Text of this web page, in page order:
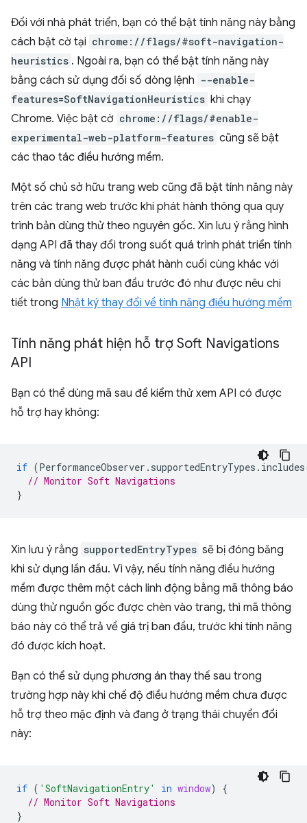
Đối với nhà phát triển, bạn có thể bật tính năng này bằng
cách bật cờ tại chrome://flags/#soft-navigation-
heuristics . Ngoài ra, bạn có thể bật tính năng này
bằng cách sử dụng đối số dòng lệnh --enable-
features=SoftNavigationHeuristics khi chạy
Chrome. Việc bật cờ chrome://flags/#enable-
experimental-web-platform-features cũng sẽ bật
các thao tác điều hướng mềm.
Một số chủ sở hữu trang web cũng đã bật tính năng này
trên các trang web trước khi phát hành thông qua quy
trình bản dùng thử theo nguyên gốc. Xin lưu ý rằng hình
dạng API đã thay đổi trong suốt quá trình phát triển tính
năng và tính năng được phát hành cuối cùng khác với
các bản dùng thử ban đầu trước đó như được nêu chi
tiết trong Nhật ký thay đổi về tính năng điều hướng mềm
Tính năng phát hiện hỗ trợ Soft Navigations
API
Bạn có thể dùng mã sau để kiểm thử xem API có được
hỗ trợ hay không:
if (PerformanceObserver . supportedEntryTypes . includes
// Monitor Soft Navigations
}
Xin lưu ý rằng supportedEntryTypes sẽ bị đóng băng
khi sử dụng lần đầu. Vì vậy, nếu tính năng điều hướng
mềm được thêm một cách linh động bằng mã thông báo
dùng thử nguồn gốc được chèn vào trang, thì mã thông
báo này có thể trả về giá trị ban đầu, trước khi tính năng
đó được kích hoạt.
Bạn có thể sử dụng phương án thay thế sau trong
trường hợp này khi chế độ điều hướng mềm chưa được
hỗ trợ theo mặc định và đang ở trạng thái chuyển đổi
này:
if ( 'SoftNavigationEntry' in window)
{
// Monitor Soft Navigations
}